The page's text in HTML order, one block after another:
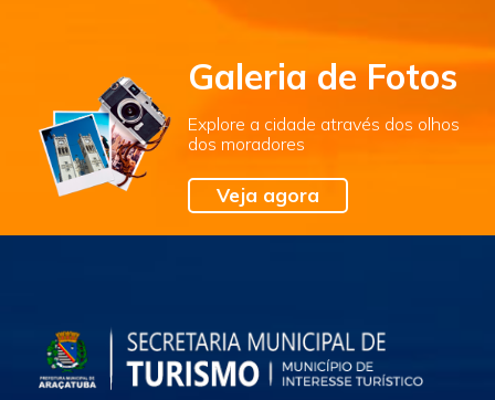
Galeria de Fotos
Explore a cidade através dos olhos
dos moradores
Veja agora